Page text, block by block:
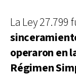
La Ley 27.799
operaron en
Régimen